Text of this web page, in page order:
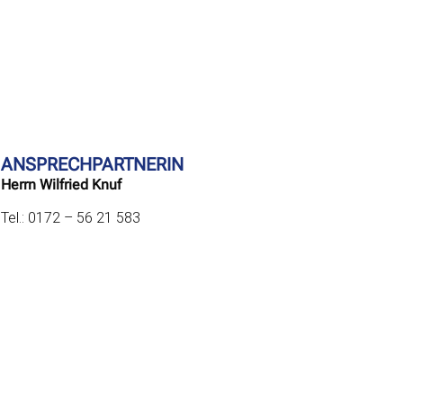
ANSPRECHPARTNERIN
Herrn Wilfried Knuf
Tel.: 0172 – 56 21 583